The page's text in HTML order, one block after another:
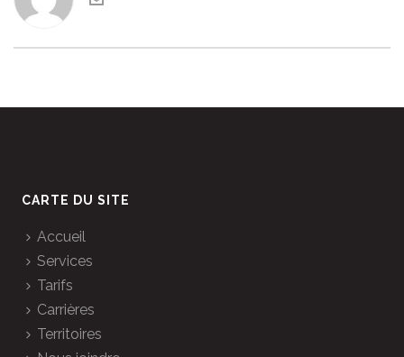
CARTE DU SITE
Accueil
Services
Tarifs
Carrières
Territoires